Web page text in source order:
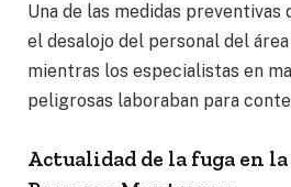
Una de las medidas preventivas
el desalojo del personal del
mientras los especialistas en
peligrosas laboraban para
Actualidad de la fuga en